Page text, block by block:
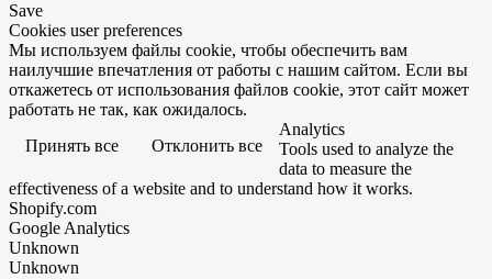
Save
Cookies user preferences
Мы используем файлы cookie, чтобы обеспечить вам
наилучшие впечатления от работы с нашим сайтом. Если вы
откажетесь от использования файлов cookie, этот сайт может
работать не так, как ожидалось.
Принять все
Отклонить все
Analytics
Tools used to analyze the
data to measure the
effectiveness of a website and to understand how it works.
Shopify.com
Google Analytics
Unknown
Unknown